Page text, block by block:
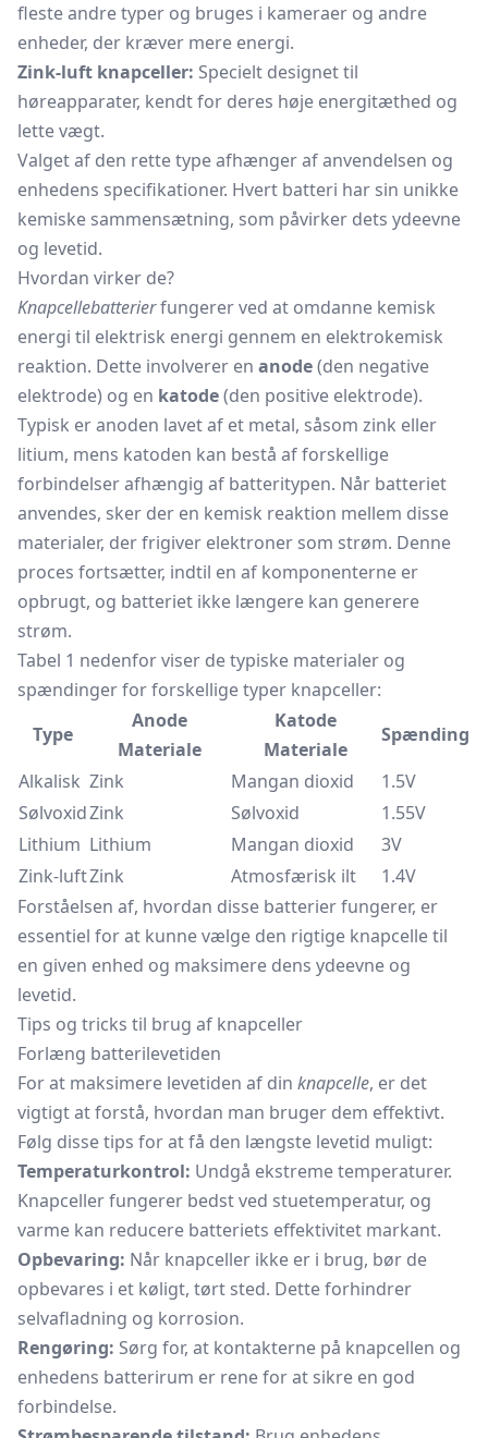
fleste andre typer og bruges i kameraer og andre
enheder, der kræver mere energi.
Zink-luft knapceller: Specielt designet til
høreapparater, kendt for deres høje energitæthed og
lette vægt.
Valget af den rette type afhænger af anvendelsen og
enhedens specifikationer. Hvert batteri har sin unikke
kemiske sammensætning, som påvirker dets ydeevne
og levetid.
Hvordan virker de?
Knapcellebatterierfungerer ved at omdanne kemisk
energi til elektrisk energi gennem en elektrokemisk
reaktion. Dette involverer en anode(den negative
elektrode) og en katode(den positive elektrode).
Typisk er anoden lavet af et metal, såsom zink eller
litium, mens katoden kan bestå af forskellige
forbindelser afhængig af batteritypen. Når batteriet
anvendes, sker der en kemisk reaktion mellem disse
materialer, der frigiver elektroner som strøm. Denne
proces fortsætter, indtil en af komponenterne er
opbrugt, og batteriet ikke længere kan generere
strøm.
Tabel 1 nedenfor viser de typiske materialer og
spændinger for forskellige typer knapceller:
Type
Anode
Materiale
Katode
Materiale
Spænding
Alkalisk Zink Mangan dioxid
1.5V
SølvoxidZink Sølvoxid
1.55V
Lithium Lithium Mangan dioxid
3V
Zink-luftZink Atmosfærisk ilt
1.4V
Forståelsen af, hvordan disse batterier fungerer, er
essentiel for at kunne vælge den rigtige knapcelle til
en given enhed og maksimere dens ydeevne og
levetid.
Tips og tricks til brug af knapceller
Forlæng batterilevetiden
For at maksimere levetiden af din knapcelle, er det
vigtigt at forstå, hvordan man bruger dem effektivt.
Følg disse tips for at få den længste levetid muligt:
Temperaturkontrol: Undgå ekstreme temperaturer.
Knapceller fungerer bedst ved stuetemperatur, og
varme kan reducere batteriets effektivitet markant.
Opbevaring: Når knapceller ikke er i brug, bør de
opbevares i et køligt, tørt sted. Dette forhindrer
selvafladning og korrosion.
Rengøring: Sørg for, at kontakterne på knapcellen og
enhedens batterirum er rene for at sikre en god
forbindelse.